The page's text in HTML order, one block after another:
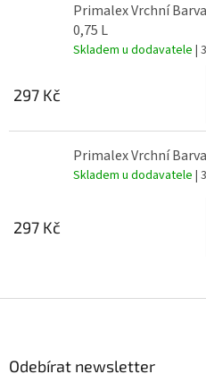
Primalex Vrchní
0,75 L
Skladem u dodavatele |
297 Kč
Primalex Vrchní
Skladem u dodavatele |
297 Kč
Odebírat newsletter